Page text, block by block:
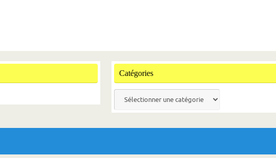
Catégories
Catégories